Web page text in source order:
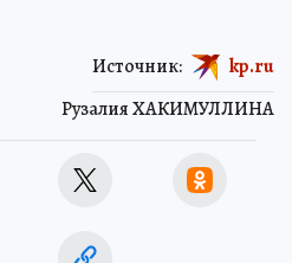
Рузалия ХАКИМУЛЛИНА
Источник: kp.ru